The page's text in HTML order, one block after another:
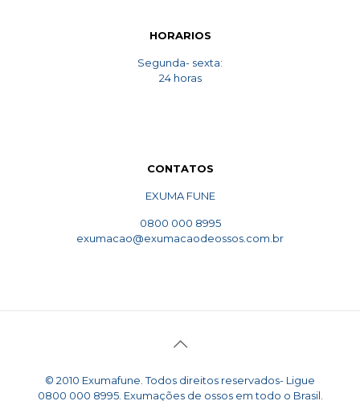
HORARIOS
Segunda- sexta:
24 horas
CONTATOS
EXUMA FUNE
0800 000 8995
exumacao@exumacaodeossos.com.br
© 2010 Exumafune. Todos direitos reservados- Ligue
0800 000 8995. Exumações de ossos em todo o Brasil.